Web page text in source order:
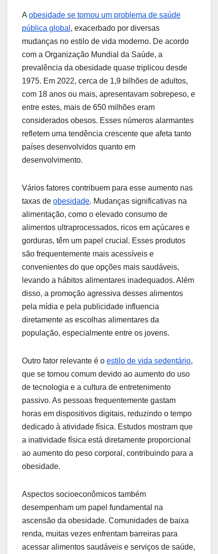
Aobesidade se tornou um problema de saúde
pública global , exacerbado por diversas
mudanças no estilo de vida moderno. De acordo
com a Organização Mundial da Saúde, a
prevalência da obesidade quase triplicou desde
1975. Em 2022, cerca de 1,9 bilhões de adultos,
com 18 anos ou mais, apresentavam sobrepeso, e
entre estes, mais de 650 milhões eram
considerados obesos. Esses números alarmantes
refletem uma tendência crescente que afeta tanto
países desenvolvidos quanto em
desenvolvimento.
Vários fatores contribuem para esse aumento nas
taxas de obesidade. Mudanças significativas na
alimentação, como o elevado consumo de
alimentos ultraprocessados, ricos em açúcares e
gorduras, têm um papel crucial. Esses produtos
são frequentemente mais acessíveis e
convenientes do que opções mais saudáveis,
levando a hábitos alimentares inadequados. Além
disso, a promoção agressiva desses alimentos
pela mídia e pela publicidade influencia
diretamente as escolhas alimentares da
população, especialmente entre os jovens.
Outro fator relevante é o estilo de vida sedentário,
que se tornou comum devido ao aumento do uso
de tecnologia e a cultura de entretenimento
passivo. As pessoas frequentemente gastam
horas em dispositivos digitais, reduzindo o tempo
dedicado à atividade física. Estudos mostram que
a inatividade física está diretamente proporcional
ao aumento do peso corporal, contribuindo para a
obesidade.
Aspectos socioeconômicos também
desempenham um papel fundamental na
ascensão da obesidade. Comunidades de baixa
renda, muitas vezes enfrentam barreiras para
acessar alimentos saudáveis e serviços de saúde,